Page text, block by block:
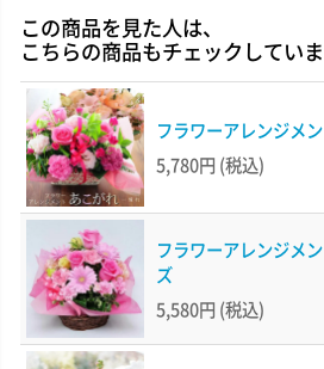
この商品を見た人は、
こちらの商品もチェックしていま
フラワーアレンジメ
5,780円 (税込)
フラワーアレンジメ
ズ
5,580円 (税込)